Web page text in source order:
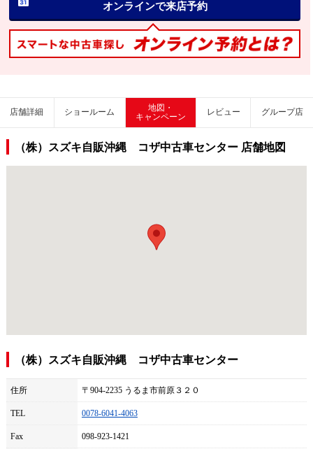
オンラインで来店予約
店舗詳細 ショールーム
地図・
キャンペーン
レビュー グループ店
（株）スズキ自販沖縄 コザ中古車センター 店舗地図
（株）スズキ自販沖縄 コザ中古車センター
住所 〒904-2235 うるま市前原３２０
TEL 0078-6041-4063
Fax 098-923-1421